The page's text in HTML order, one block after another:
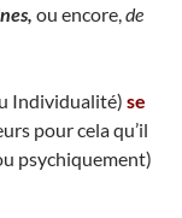
ou encore, de
Individualité) se
pour cela qu’il
psychiquement)